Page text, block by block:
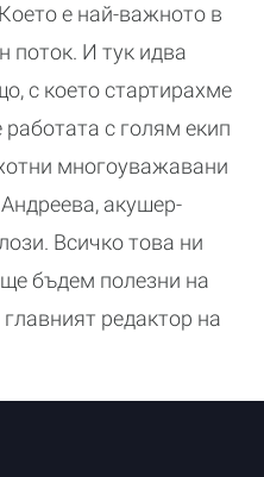
е най-важното в
поток. И тук идва
с което стартирахме
с голям екип
многоуважавани
акушер-
Всичко това ни
бъдем полезни на
главният редактор на